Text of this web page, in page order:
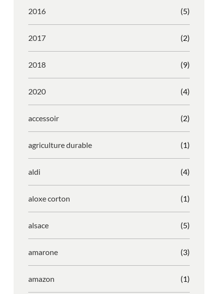
2016 (5)
2017 (2)
2018 (9)
2020 (4)
accessoir (2)
agriculture durable (1)
aldi (4)
aloxe corton (1)
alsace (5)
amarone (3)
amazon (1)